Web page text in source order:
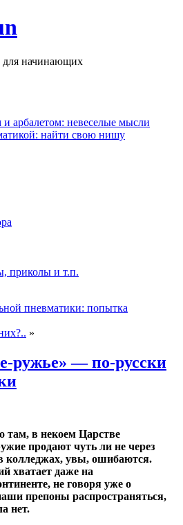
для начинающих
и арбалетом: невеселые мысли
найти свою нишу
приколы и т.п.
пневматики: попытка
»
ружье» — по-русски
там, в некоем Царстве
продают чуть ли не через
колледжах, увы, ошибаются.
хватает даже на
не говоря уже о
препоны распространяться,
нет.